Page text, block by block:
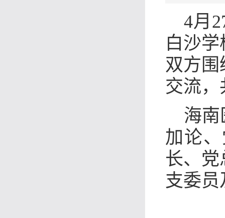
4月
白沙
双方
交流
海南
加论
长、
支委